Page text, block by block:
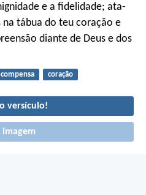
e a fidelidade; ata-
na tábua do teu coração e
diante de Deus e dos
coração
versículo!
imagem